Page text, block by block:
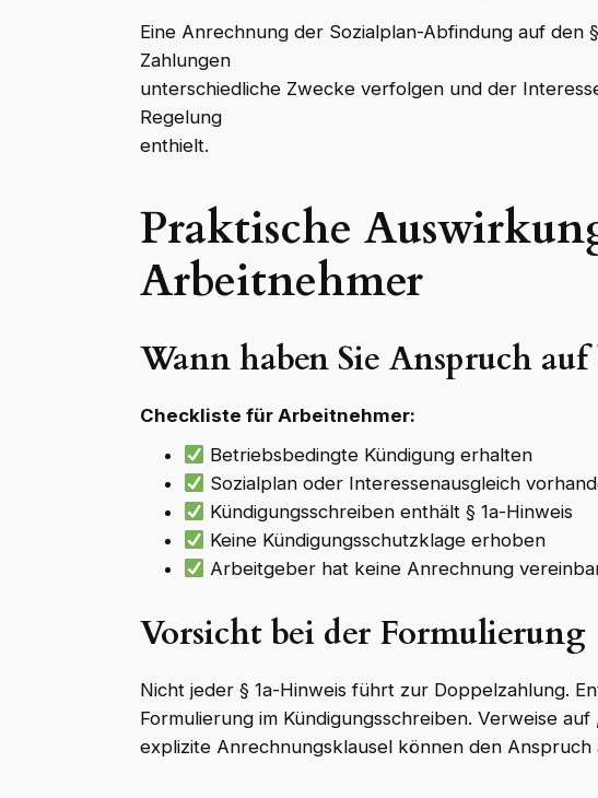
Eine Anrechnung der Sozialplan-Abfindung auf den
Zahlungen
unterschiedliche Zwecke verfolgen und der
Regelung
enthielt.
Praktische
Arbeitnehmer
Wann haben Sie Anspruch
Checkliste für Arbeitnehmer:
Betriebsbedingte Kündigung erhalten
Sozialplan oder Interessenausgleich
Kündigungsschreiben enthält § 1a-Hinweis
Keine Kündigungsschutzklage erhoben
Arbeitgeber hat keine Anrechnung
Vorsicht bei der Formulierung
Nicht jeder § 1a-Hinweis führt zur Doppelzahlung.
Formulierung im Kündigungsschreiben. Verweise
explizite Anrechnungsklausel können den Anspruch